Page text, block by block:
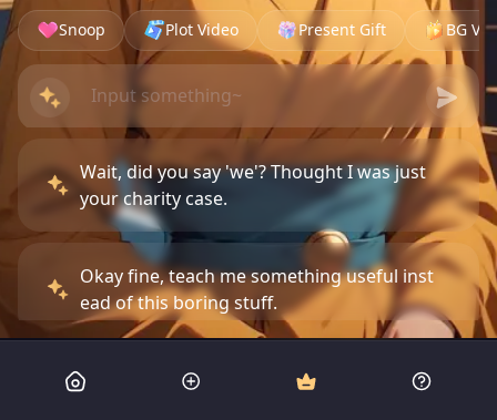
Snoop Plot Video Present Gift BG
Wait, did you say 'we'? Thought I was just
your charity case.
Okay fine, teach me something useful inst
ead of this boring stuff.